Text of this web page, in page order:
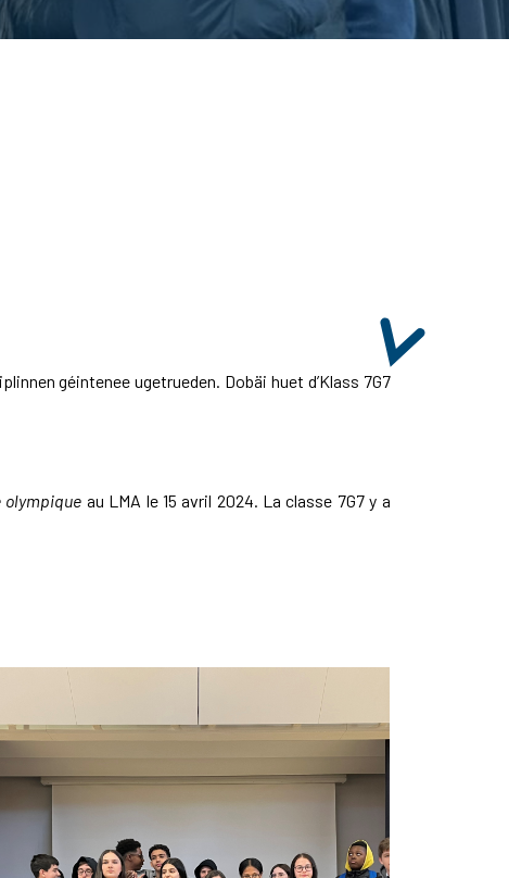
géintenee ugetrueden. Dobäi huet d’Klass 7G7
olympique au LMA le 15 avril 2024. La classe 7G7 y a